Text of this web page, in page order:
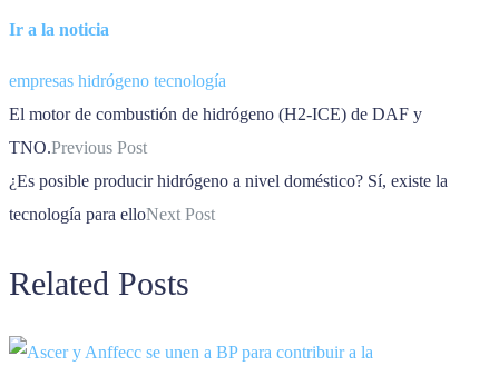
Ir a la noticia
empresas hidrógeno tecnología
El motor de combustión de hidrógeno (H2-ICE) de DAF y
TNO.Previous Post
¿Es posible producir hidrógeno a nivel doméstico? Sí, existe la
tecnología para elloNext Post
Related Posts